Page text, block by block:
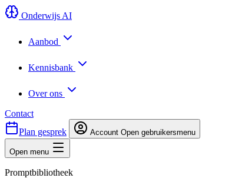
Onderwijs AI
Aanbod
Kennisbank
Over ons
Contact
Plan gesprek
Account Open gebruikersmenu
Open menu
Promptbibliotheek